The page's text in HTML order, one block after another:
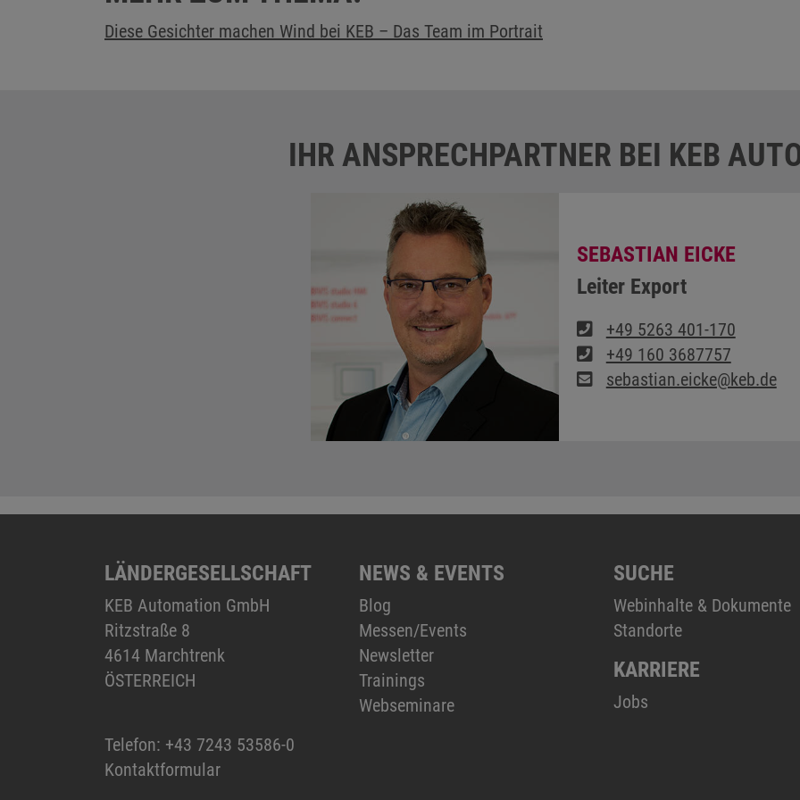
Diese Gesichter machen Wind bei KEB – Das Team im Portrait
IHR ANSPRECHPARTNER BEI KEB
SEBASTIAN EICKE
Leiter Export
+49 5263 401-170
+49 160 3687757
sebastian.eicke@keb.de
LÄNDERGESELLSCHAFT
KEB Automation GmbH
Ritzstraße 8
4614 Marchtrenk
ÖSTERREICH
Telefon: +43 7243 53586-0
Kontaktformular
NEWS & EVENTS
Blog
Messen/Events
Newsletter
Trainings
Webseminare
SUCHE
Webinhalte & Dokumente
Standorte
KARRIERE
Jobs